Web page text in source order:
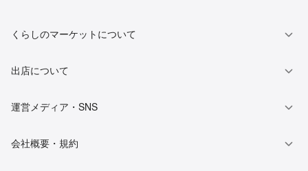
くらしのマーケットについて
出店について
運営メディア・SNS
会社概要・規約